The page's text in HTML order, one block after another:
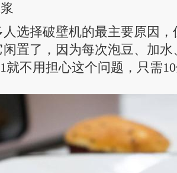
选择破壁机的最主要原因
置了，因为每次泡豆、加
就不用担心这个问题，只需